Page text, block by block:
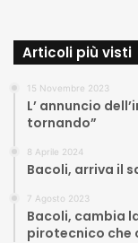
Articoli più visti
15 Novembre 2023
L’ annuncio
tornando”
8 Aprile 2024
Bacoli, arriva il
7 Agosto 2023
Bacoli, cambia
pirotecnico che